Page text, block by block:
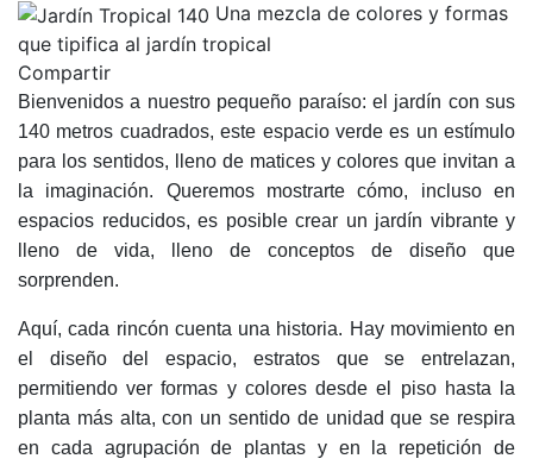
Una mezcla de colores y formas
que tipifica al jardín tropical
Compartir
Bienvenidos a nuestro pequeño paraíso: el jardín con sus
140 metros cuadrados, este espacio verde es un estímulo
para los sentidos, lleno de matices y colores que invitan a
la imaginación. Queremos mostrarte cómo, incluso en
espacios reducidos, es posible crear un jardín vibrante y
lleno de vida, lleno de conceptos de diseño que
sorprenden.
Aquí, cada rincón cuenta una historia. Hay movimiento en
el diseño del espacio, estratos que se entrelazan,
permitiendo ver formas y colores desde el piso hasta la
planta más alta, con un sentido de unidad que se respira
en cada agrupación de plantas y en la repetición de